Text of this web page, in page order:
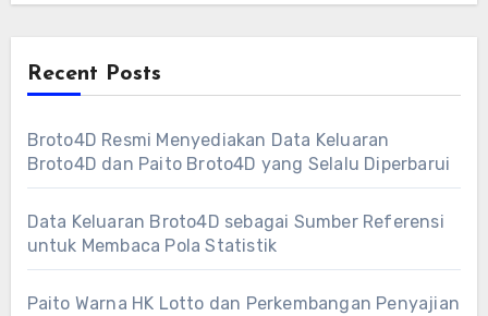
Recent Posts
Broto4D Resmi Menyediakan Data Keluaran
Broto4D dan Paito Broto4D yang Selalu Diperbarui
Data Keluaran Broto4D sebagai Sumber Referensi
untuk Membaca Pola Statistik
Paito Warna HK Lotto dan Perkembangan Penyajian